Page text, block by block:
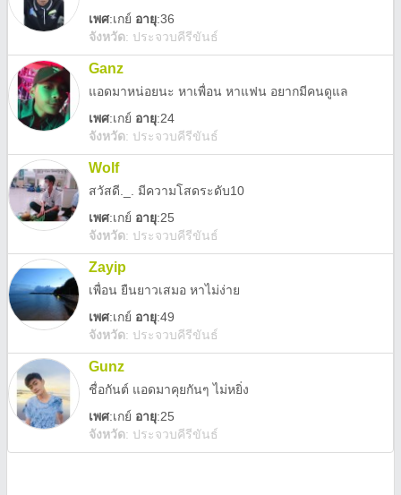
เพศ:เกย์ อายุ:36
จังหวัด: ประจวบคีรีขันธ์
Ganz
แอดมาหน่อยนะ หาเพื่อน หาแฟน อยากมีคนดูแล
เพศ:เกย์ อายุ:24
จังหวัด: ประจวบคีรีขันธ์
Wolf
สวัสดี._. มีความโสดระดับ10
เพศ:เกย์ อายุ:25
จังหวัด: ประจวบคีรีขันธ์
Zayip
เพื่อน ยืนยาวเสมอ หาไม่ง่าย
เพศ:เกย์ อายุ:49
จังหวัด: ประจวบคีรีขันธ์
Gunz
ชื่อกันต์ แอดมาคุยกันๆ ไม่หยิ่ง
เพศ:เกย์ อายุ:25
จังหวัด: ประจวบคีรีขันธ์